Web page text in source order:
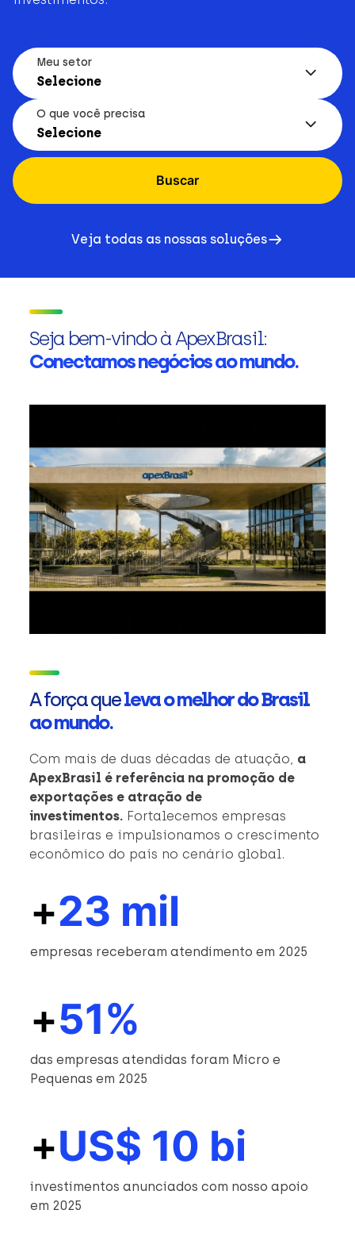
Meu setor
Selecione
O que você precisa
Selecione
Buscar
Veja todas as nossas soluções
Seja bem-vindo à ApexBrasil:
Conectamos negócios ao mundo.
A força queleva o melhor do Brasil
ao mundo.
Com mais de duas décadas de atuação, a
ApexBrasil é referência na promoção de
exportações e atração de
investimentos. Fortalecemos empresas
brasileiras e impulsionamos o crescimento
econômico do país no cenário global.
+23 mil
empresas receberam atendimento em 2025
+51%
das empresas atendidas foram Micro e
Pequenas em 2025
+US$ 10 bi
investimentos anunciados com nosso apoio
em 2025